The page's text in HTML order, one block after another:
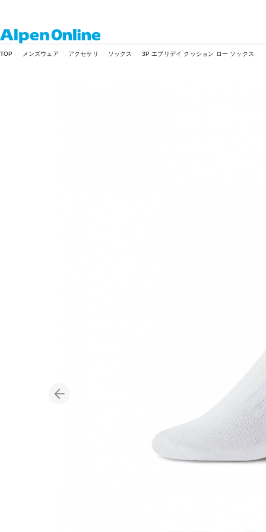
Online
TOP メンズウェア アクセサリ ソックス 3P エブリデイ クッション ロー ソックス